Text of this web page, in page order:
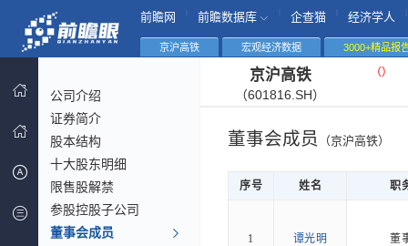
前瞻网 前瞻数据库 企查猫 经济学人
京沪高铁 宏观经济数据 3000+精品报
公司介绍
证券简介
股本结构
十大股东明细
限售股解禁
参股控股子公司
董事会成员
京沪高铁
（601816.SH）
（）
董事会成员 （京沪高铁）
序号 姓名 职
1 谭光明 董